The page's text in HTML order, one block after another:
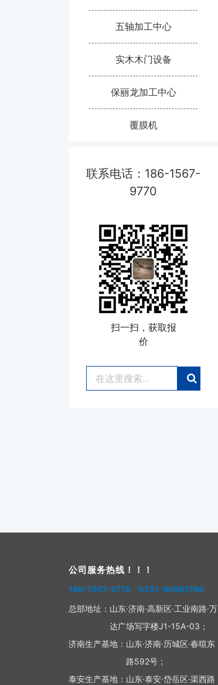
五轴加工中心
实木木门设备
保丽龙加工中心
覆膜机
联系电话：186-1567-
9770
扫一扫，获取报
价
公司服务热线！！！
186-1567-9770 0531-80981766
总部地址： 山东·济南·高新区·工业南路·万
达广场写字楼J1-15A-03；
济南生产基地： 山东·济南·历城区·春喧东
路592号；
泰安生产基地： 山东·泰安·岱岳区·渠西路